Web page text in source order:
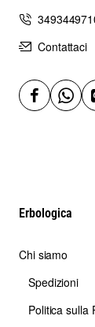
Contattaci
Erbologica
Chi siamo
Spedizioni
Politica sulla